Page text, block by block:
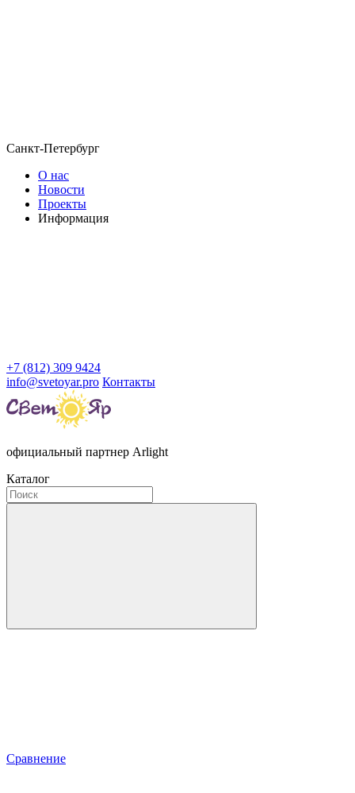
Санкт-Петербург
О нас
Новости
Проекты
Информация
+7 (812) 309 9424
info@svetoyar.pro Контакты
официальный партнер Arlight
Каталог
Сравнение